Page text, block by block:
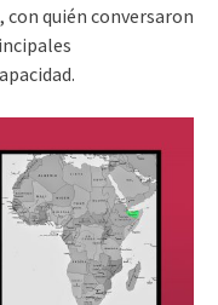
con quién conversaron